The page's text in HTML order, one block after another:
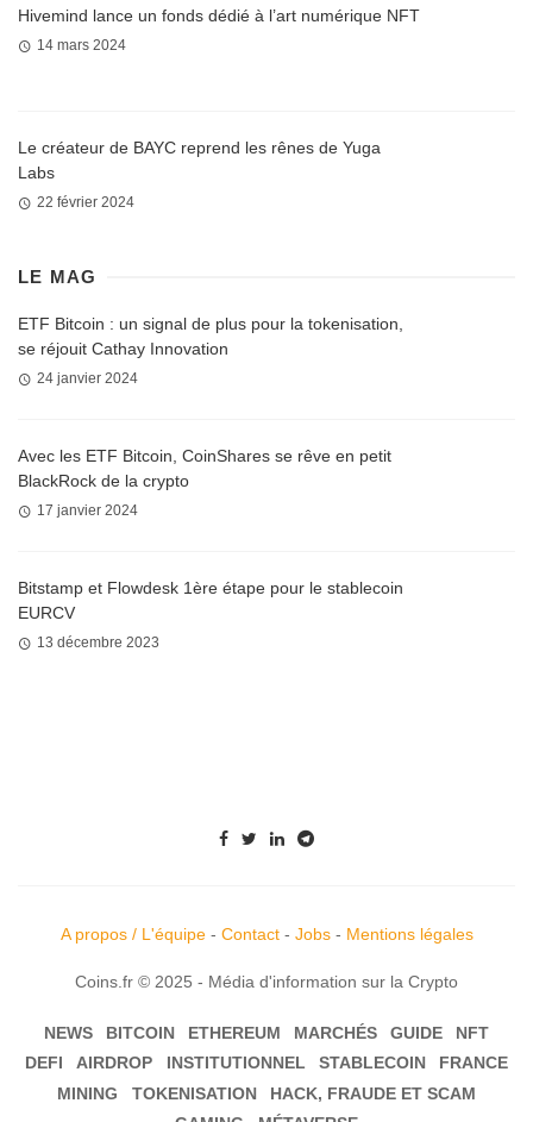
Hivemind lance un fonds dédié à l’art numérique NFT
14 mars 2024
Le créateur de BAYC reprend les rênes de Yuga
Labs
22 février 2024
LE MAG
ETF Bitcoin : un signal de plus pour la tokenisation,
se réjouit Cathay Innovation
24 janvier 2024
Avec les ETF Bitcoin, CoinShares se rêve en petit
BlackRock de la crypto
17 janvier 2024
Bitstamp et Flowdesk 1ère étape pour le stablecoin
EURCV
13 décembre 2023
A propos / L'équipe- Contact- Jobs- Mentions légales
Coins.fr © 2025 - Média d'information sur la Crypto
NEWS BITCOIN ETHEREUM MARCHÉS GUIDE
NFT
DEFI
AIRDROP INSTITUTIONNEL STABLECOIN
FRANCE
MINING
TOKENISATION
HACK, FRAUDE ET SCAM